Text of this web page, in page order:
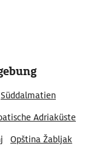
Süddalmatien
Adriaküste
Opština Žabljak